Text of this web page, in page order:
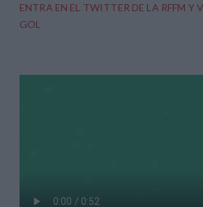
ENTRA EN EL TWITTER DE LA RFFM Y
GOL